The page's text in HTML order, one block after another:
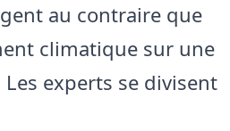
au contraire que
climatique sur une
experts se divisent